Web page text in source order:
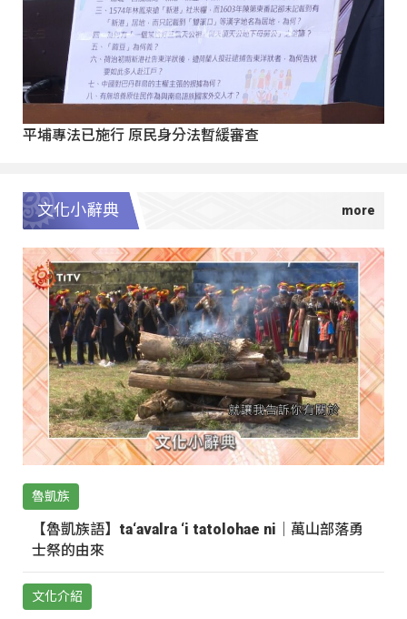
平埔專法已施行 原民身分法暫緩審查
文化小辭典
魯凱族
【魯凱族語】ta‘avalra ‘i tatolohae ni｜萬山部落勇
士祭的由來
文化介紹